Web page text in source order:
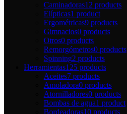
Caminadoras12 products
Elípticas1 product
Ergométricas9 products
Gimnacios0 products
Otros0 products
Remorgómetros0 products
Spinning2 products
Herramientas125 products
Aceites7 products
Amoladora0 products
Atornilladores0 products
Bombas de agua1 product
Bordeadoras10 products